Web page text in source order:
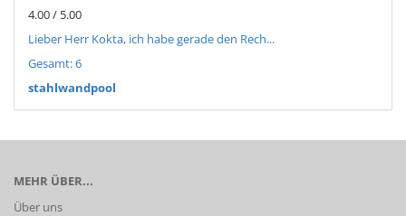
4.00 / 5.00
Lieber Herr Kokta, ich habe gerade den Rech...
Gesamt: 6
stahlwandpool
MEHR ÜBER...
Über uns